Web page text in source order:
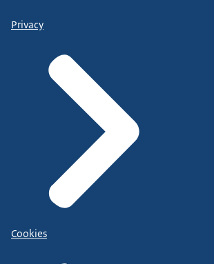
Privacy
Cookies